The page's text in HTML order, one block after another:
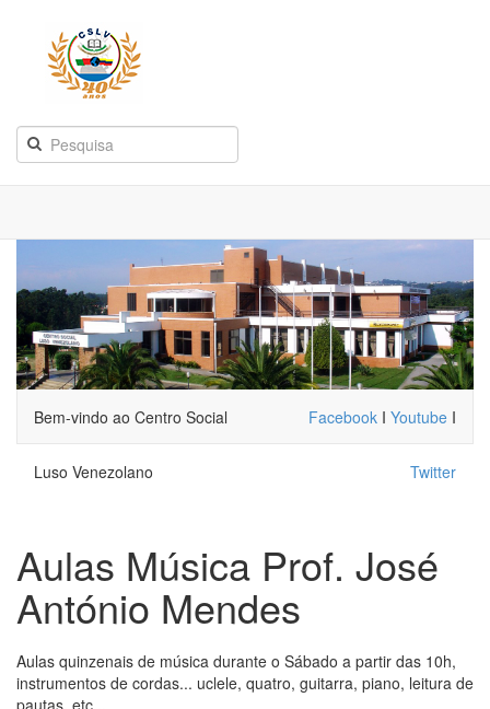
Bem-vindo ao Centro Social
Luso Venezolano
Facebook I Youtube I
Twitter
Aulas Música Prof. José
António Mendes
Aulas quinzenais de música durante o Sábado a partir das 10h,
instrumentos de cordas... uclele, quatro, guitarra, piano, leitura de
pautas, etc...